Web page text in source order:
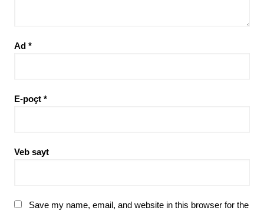
Ad *
E-poçt *
Veb sayt
Save my name, email, and website in this browser for the